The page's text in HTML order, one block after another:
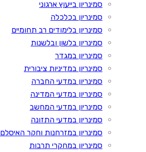
סמינריון בייעוץ ארגוני
סמינריון בכלכלה
סמינריון בלימודים רב תחומיים
סמינריון בלשון ובלשנות
סמינריון במגדר
סמינריון במדיניות ציבורית
סמינריון במדעי החברה
סמינריון במדעי המדינה
סמינריון במדעי המחשב
סמינריון במדעי התזונה
סמינריון במזרחנות וחקר האיסלם
סמינריון במחקרי תרבות